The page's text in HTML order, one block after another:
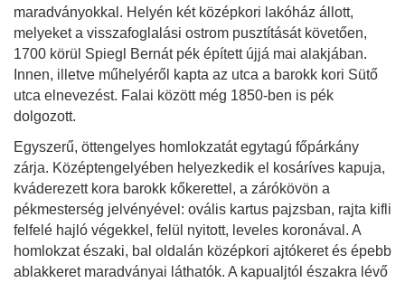
maradványokkal. Helyén két középkori lakóház állott,
melyeket a visszafoglalási ostrom pusztítását követően,
1700 körül Spiegl Bernát pék épített újjá mai alakjában.
Innen, illetve műhelyéről kapta az utca a barokk kori Sütő
utca elnevezést. Falai között még 1850-ben is pék
dolgozott.
Egyszerű, öttengelyes homlokzatát egytagú főpárkány
zárja. Középtengelyében helyezkedik el kosáríves kapuja,
kváderezett kora barokk kőkerettel, a zárókövön a
pékmesterség jelvényével: ovális kartus pajzsban, rajta kifli
felfelé hajló végekkel, felül nyitott, leveles koronával. A
homlokzat északi, bal oldalán középkori ajtókeret és épebb
ablakkeret maradványai láthatók. A kapualjtól északra lévő